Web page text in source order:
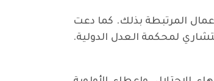
المرتبطة بذلك. كما دعت
لمحكمة العدل الدولية.